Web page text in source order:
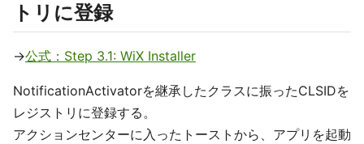
トリに登録
→公式：Step 3.1: WiX Installer
NotificationActivatorを継承したクラスに振ったCLSIDを
レジストリに登録する。
アクションセンターに入ったトーストから、アプリを起動